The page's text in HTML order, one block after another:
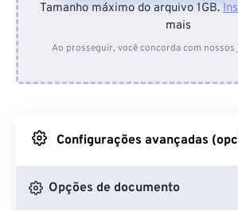
Do dispositivo
Do Google Drive
Do OneDrive
Tamanho máximo do arquivo 1GB.
mais
Ao prosseguir, você concorda com nossos
Configurações avançadas
Opções de documento